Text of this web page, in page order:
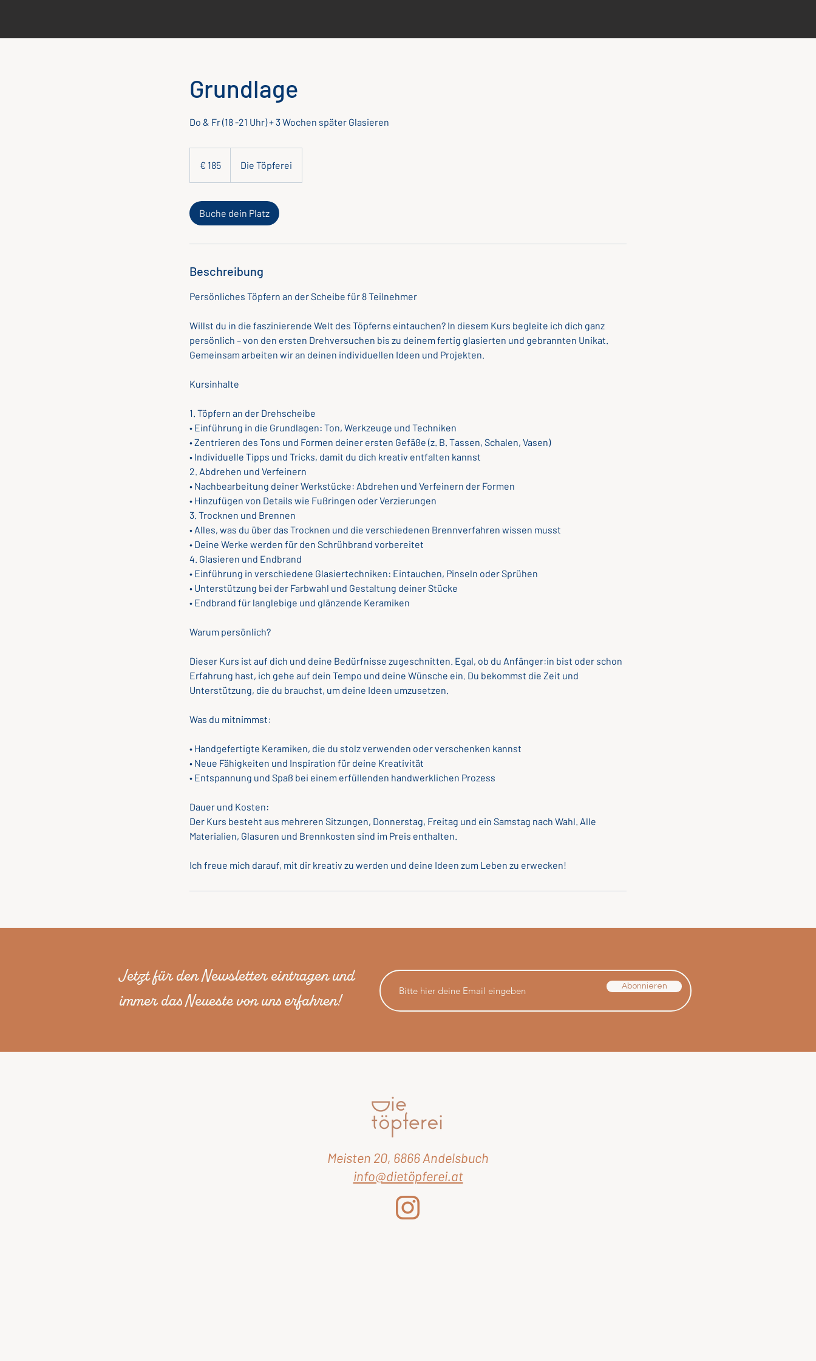
Grundlage
Do & Fr (18 -21 Uhr) + 3 Wochen später Glasieren
€ 185 Die Töpferei
Buche dein Platz
Beschreibung
Persönliches Töpfern an der Scheibe für 8 Teilnehmer
Willst du in die faszinierende Welt des Töpferns eintauchen? In diesem Kurs begleite ich dich ganz
persönlich – von den ersten Drehversuchen bis zu deinem fertig glasierten und gebrannten Unikat.
Gemeinsam arbeiten wir an deinen individuellen Ideen und Projekten.
Kursinhalte
1. Töpfern an der Drehscheibe
• Einführung in die Grundlagen: Ton, Werkzeuge und Techniken
• Zentrieren des Tons und Formen deiner ersten Gefäße (z. B. Tassen, Schalen, Vasen)
• Individuelle Tipps und Tricks, damit du dich kreativ entfalten kannst
2. Abdrehen und Verfeinern
• Nachbearbeitung deiner Werkstücke: Abdrehen und Verfeinern der Formen
• Hinzufügen von Details wie Fußringen oder Verzierungen
3. Trocknen und Brennen
• Alles, was du über das Trocknen und die verschiedenen Brennverfahren wissen musst
• Deine Werke werden für den Schrühbrand vorbereitet
4. Glasieren und Endbrand
• Einführung in verschiedene Glasiertechniken: Eintauchen, Pinseln oder Sprühen
• Unterstützung bei der Farbwahl und Gestaltung deiner Stücke
• Endbrand für langlebige und glänzende Keramiken
Warum persönlich?
Dieser Kurs ist auf dich und deine Bedürfnisse zugeschnitten. Egal, ob du Anfänger:in bist oder schon
Erfahrung hast, ich gehe auf dein Tempo und deine Wünsche ein. Du bekommst die Zeit und
Unterstützung, die du brauchst, um deine Ideen umzusetzen.
Was du mitnimmst:
• Handgefertigte Keramiken, die du stolz verwenden oder verschenken kannst
• Neue Fähigkeiten und Inspiration für deine Kreativität
• Entspannung und Spaß bei einem erfüllenden handwerklichen Prozess
Dauer und Kosten:
Der Kurs besteht aus mehreren Sitzungen, Donnerstag, Freitag und ein Samstag nach Wahl. Alle
Materialien, Glasuren und Brennkosten sind im Preis enthalten.
Jetzt für den Newsletter eintragen und
immer das Neueste von uns erfahren!
Abonnieren
Meisten 20, 6866 Andelsbuch
info@dietöpferei.at